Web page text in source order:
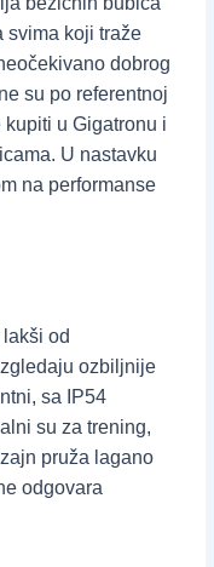
svima koji traže
dobrog
su po referentnoj
u Gigatronu i
U nastavku
na performanse
od
ozbiljnije
sa IP54
su za trening,
pruža lagano
odgovara